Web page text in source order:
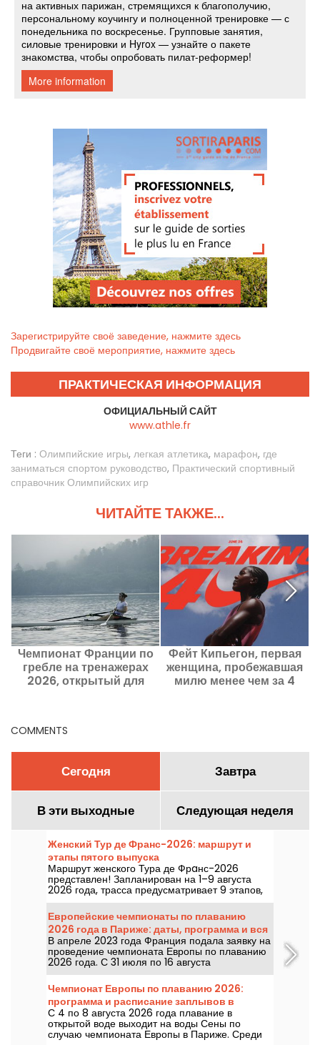
Зарегистрируйте своё заведение, нажмите здесь
Продвигайте своё мероприятие, нажмите здесь
ПРАКТИЧЕСКАЯ ИНФОРМАЦИЯ
ОФИЦИАЛЬНЫЙ САЙТ
www.athle.fr
Теги : Олимпийские игры, легкая атлетика, марафон, где
заниматься спортом руководство, Практический спортивный
справочник Олимпийских игр
ЧИТАЙТЕ ТАКЖЕ...
Чемпионат Франции по
гребле на тренажерах
2026, открытый для
Фейт Кипьегон, первая
женщина, пробежавшая
милю менее чем за 4
COMMENTS
Сегодня Завтра
В эти выходные Следующая неделя
Женский Тур де Франс-2026: маршрут и
этапы пятого выпуска
Маршрут женского Тура де Фрaнс-2026
представлен! Запланирован на 1–9 августа
2026 года, трасса предусматривает 9 этапов,
старт — в Швейцарии, финиш — в Ницце.
Узнайте, что нас ждёт в этом году.
Европейские чемпионаты по плаванию
2026 года в Париже: даты, программа и вся
информация о соревновании
В апреле 2023 года Франция подала заявку на
проведение чемпионата Европы по плаванию
2026 года. С 31 июля по 16 августа
Олимпийский водный центр приглашает вас
прийти поддержать наших пловцов. Вот вся
информация, которую нужно знать о
соревновании и дисциплинах!
Чемпионат Европы по плаванию 2026:
программа и расписание заплывов в
открытой воде
С 4 по 8 августа 2026 года плавание в
открытой воде выходит на воды Сены по
случаю чемпионата Европы в Париже. Среди